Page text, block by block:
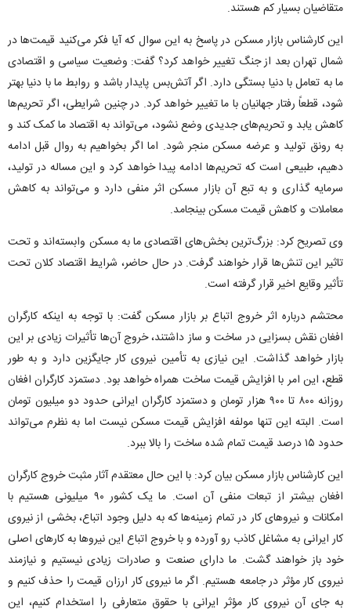
متقاضیان بسیار کم هستند.
این کارشناس بازار مسکن در پاسخ به این سوال که آیا فکر می‌کنید قیمت‌ها در
شمال تهران بعد از جنگ تغییر خواهد کرد؟ گفت: وضعیت سیاسی و اقتصادی
ما به تعامل با دنیا بستگی دارد. اگر آتش‌بس پایدار باشد و روابط ما با دنیا بهتر
شود، قطعاً رفتار جهانیان با ما تغییر خواهد کرد. در چنین شرایطی، اگر تحریم‌ها
کاهش یابد و تحریم‌های جدیدی وضع نشود، می‌تواند به اقتصاد ما کمک کند و
به رونق تولید و عرضه مسکن منجر شود. اما اگر بخواهیم به روال قبل ادامه
دهیم، طبیعی است که تحریم‌ها ادامه پیدا خواهد کرد و این مساله در تولید،
سرمایه گذاری و به تبع آن بازار مسکن اثر منفی دارد و می‌تواند به کاهش
معاملات و کاهش قیمت مسکن بینجامد.
وی تصریح کرد: بزرگ‌ترین بخش‌های اقتصادی ما به مسکن وابسته‌اند و تحت
تاثیر این تنش‌ها قرار خواهند گرفت. در حال حاضر، شرایط اقتصاد کلان تحت
تأثیر وقایع اخیر قرار گرفته است.
محتشم درباره اثر خروج اتباع بر بازار مسکن گفت: با توجه به اینکه کارگران
افغان نقش بسزایی در ساخت و ساز داشتند، خروج آن‌ها تأثیرات زیادی بر این
بازار خواهد گذاشت. این نیازی به تأمین نیروی کار جایگزین دارد و به طور
قطع، این امر با افزایش قیمت ساخت همراه خواهد بود. دستمزد کارگران افغان
روزانه ۸۰۰ تا ۹۰۰ هزار تومان و دستمزد کارگران ایرانی حدود دو میلیون تومان
است. البته این تنها مولفه افزایش قیمت مسکن نیست اما به نظرم می‌تواند
حدود ۱۵ درصد قیمت تمام شده ساخت را بالا ببرد.
این کارشناس بازار مسکن بیان کرد: با این حال معتقدم آثار مثبت خروج کارگران
افغان بیشتر از تبعات منفی آن است. ما یک کشور ۹۰ میلیونی هستیم با
امکانات و نیروهای کار در تمام زمینه‌ها که به دلیل وجود اتباع، بخشی از نیروی
کار ایرانی به مشاغل کاذب رو آورده و با خروج اتباع این نیروها به کارهای اصلی
خود باز خواهند گشت. ما دارای صنعت و صادرات زیادی نیستیم و نیازمند
نیروی کار مؤثر در جامعه هستیم. اگر ما نیروی کار ارزان قیمت را حذف کنیم و
به جای آن نیروی کار مؤثر ایرانی با حقوق متعارفی را استخدام کنیم، این